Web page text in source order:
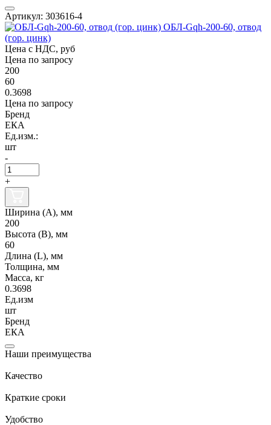
Артикул: 303616-4
ОБЛ-Gqh-200-60, отвод
(гор. цинк)
Цена с НДС, руб
Цена по запросу
200
60
0.3698
Цена по запросу
Бренд
ЕКА
Ед.изм.:
шт
-
+
Ширина (А), мм
200
Высота (В), мм
60
Длина (L), мм
Толщина, мм
Масса, кг
0.3698
Ед.изм
шт
Бренд
ЕКА
Наши преимущества
Качество
Краткие сроки
Удобство